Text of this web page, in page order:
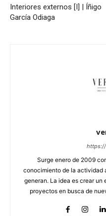
Interiores externos [I] | Íñigo
García Odiaga
https://
Surge enero de 2009
conocimiento de la actividad
generan. La idea es crear
proyectos en busca de